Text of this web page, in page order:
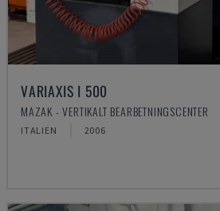
VARIAXIS I 500
MAZAK - VERTIKALT BEARBETNINGSCENTER
ITALIEN 2006